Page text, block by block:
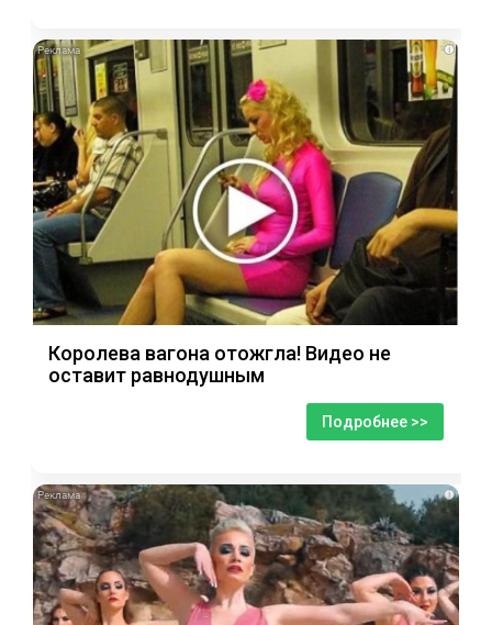
i
Королева вагона отожгла! Видео не
оставит равнодушным
Подробнее >>
i